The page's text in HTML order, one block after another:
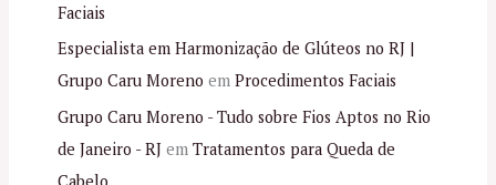
Faciais
Especialista em Harmonização de Glúteos no RJ |
Grupo Caru Moreno em Procedimentos Faciais
Grupo Caru Moreno - Tudo sobre Fios Aptos no Rio
de Janeiro - RJem Tratamentos para Queda de